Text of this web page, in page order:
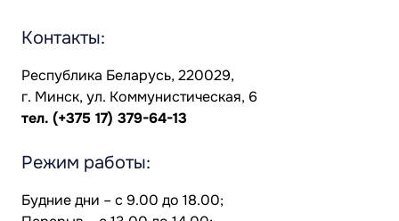
Контакты:
Республика Беларусь, 220029,
г. Минск, ул. Коммунистическая, 6
тел. (+375 17) 379-64-13
Режим работы:
Будние дни – с 9.00 до 18.00;